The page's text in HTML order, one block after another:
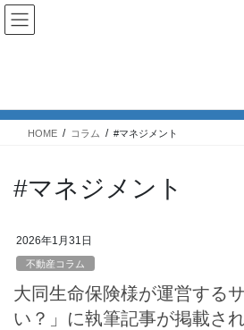
コ
ン
ス
ナ
ビ
ン
HOME コラム #マネジメント
#マネジメント
2026年1月31日
不動産コラム
大同生命保険様が運営する
い？」に執筆記事が掲載さ